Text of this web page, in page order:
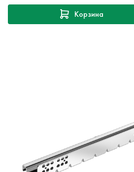
Корзина